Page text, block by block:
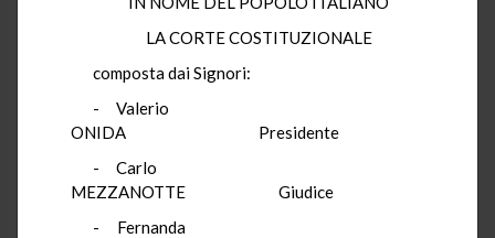
LA CORTE COSTITUZIONALE
composta dai Signori:
- Valerio
ONIDA Presidente
- Carlo
MEZZANOTTE Giudice
- Fernanda